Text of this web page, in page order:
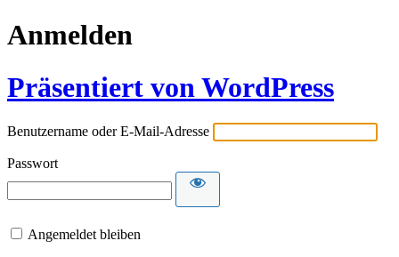
Anmelden
Präsentiert von WordPress
Benutzername oder E-Mail-Adresse
Passwort
Angemeldet bleiben